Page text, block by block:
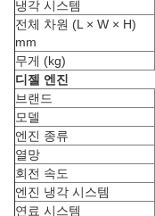
냉각 시스템
전체 차원 (L × W × H)
mm
무게 (kg)
디젤 엔진
브랜드
모델
엔진 종류
열망
회전 속도
엔진 냉각 시스템
연료 시스템